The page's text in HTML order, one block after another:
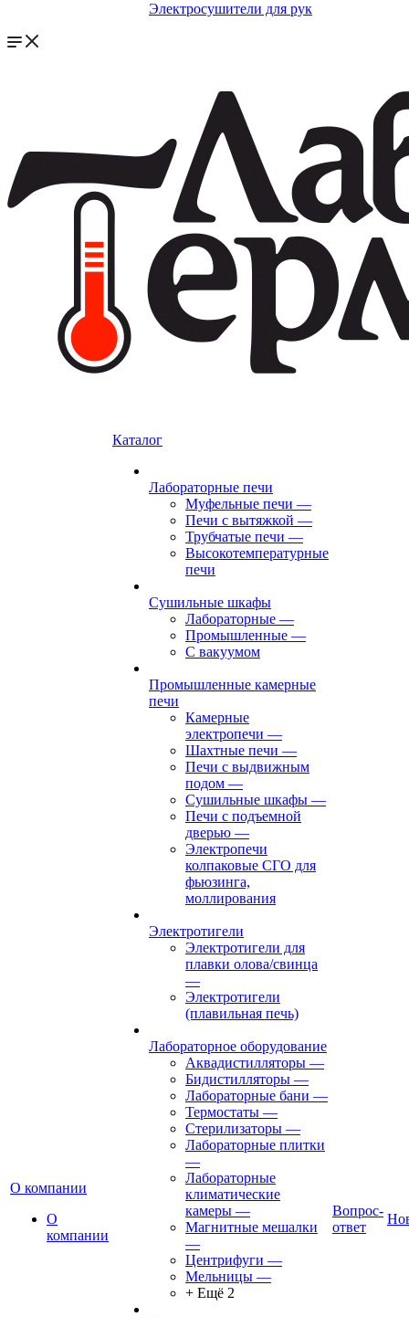
Электросушители для рук
О компании
О
компании
Каталог
Лабораторные печи
Муфельные печи —
Печи с вытяжкой —
Трубчатые печи —
Высокотемпературные
печи
Сушильные шкафы
Лабораторные —
Промышленные —
С вакуумом
Промышленные камерные
печи
Камерные
электропечи —
Шахтные печи —
Печи с выдвижным
подом —
Сушильные шкафы —
Печи с подъемной
дверью —
Электропечи
колпаковые СГО для
фьюзинга,
моллирования
Электротигели
Электротигели для
плавки олова/свинца
—
Электротигели
(плавильная печь)
Лабораторное оборудование
Аквадистилляторы —
Бидистилляторы —
Лабораторные бани —
Термостаты —
Стерилизаторы —
Лабораторные плитки
—
Лабораторные
климатические
камеры —
Магнитные мешалки
—
Центрифуги —
Мельницы —
+ Ещё 2
Вопрос-
ответ